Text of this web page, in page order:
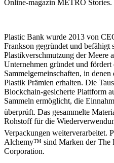
Online-magazin METRO Stories.
Plastic Bank wurde 2013 von
Frankson gegründet und befähigt
Plastikverschmutzung der Meere
Unternehmen gründet und fördert
Sammelgemeinschaften, in
Plastik Prämien erhalten. Die
Blockchain-gesicherte Plattform
Sammeln ermöglicht, die
überprüft. Das gesammelte
Rohstoff für die
Verpackungen weiterverarbeitet.
Alchemy™ sind Marken der The
Corporation.